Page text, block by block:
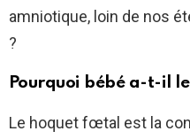
amniotique, loin de nos
?
Pourquoi bébé a-t-il
Le hoquet fœtal est la